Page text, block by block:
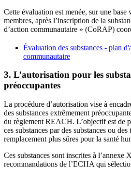
Cette évaluation est menée, sur une base
membres, après l’inscription de la
d’action communautaire » (CoRAP)
Évaluation des substances - plan
communautaire
3. L’autorisation pour les
préoccupantes
La procédure d’autorisation vise à
des substances extrêmement
du règlement REACH. L’objectif est de
ces substances par des substances ou
remplacement plus sûres pour la santé
Ces substances sont inscrites à l’annexe
recommandations de l’ECHA qui